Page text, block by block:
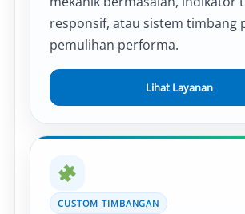
responsif, atau sistem timbang
pemulihan performa.
Lihat Layanan
CUSTOM TIMBANGAN